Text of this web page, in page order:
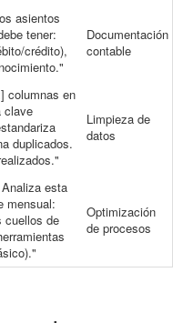
asientos
tener:
crédito),
Documentación
contable
columnas en
clave
duplicados.
Limpieza de
datos
esta
mensual:
cuellos de
Optimización
de procesos